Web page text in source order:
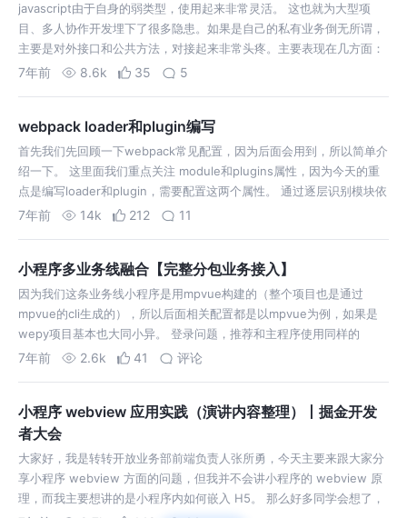
javascript由于自身的弱类型，使用起来非常灵活。 这也就为大型项
目、多人协作开发埋下了很多隐患。如果是自己的私有业务倒无所谓，
主要是对外接口和公共方法，对接起来非常头疼。主要表现在几方面：
参数类型没有校验，怎么传都有，有时会出现一些由于类型转换带来的
7年前 8.6k 35 5
webpack loader和plugin编写
首先我们先回顾一下webpack常见配置，因为后面会用到，所以简单介
绍一下。 这里面我们重点关注 module和plugins属性，因为今天的重
点是编写loader和plugin，需要配置这两个属性。 通过逐层识别模块依
赖。（Commonjs、amd或者es6的import，w…
7年前 14k 212 11
小程序多业务线融合【完整分包业务接入】
因为我们这条业务线小程序是用mpvue构建的（整个项目也是通过
mpvue的cli生成的），所以后面相关配置都是以mpvue为例，如果是
wepy项目基本也大同小异。 登录问题，推荐和主程序使用同样的
cookie名称，这样可以通用一套用户信息，免得双方各维护一套，还能
7年前 2.6k 41 评论
小程序 webview 应用实践（演讲内容整理）丨掘金开发
者大会
大家好，我是转转开放业务部前端负责人张所勇，今天主要来跟大家分
享小程序 webview 方面的问题，但我并不会讲小程序的 webview 原
理，而我主要想讲的是小程序内如何嵌入 H5。 那么好多同学会想了，